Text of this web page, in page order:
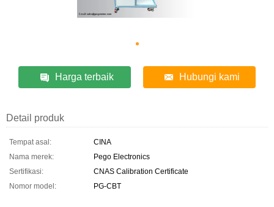
Harga terbaik Hubungi kami
Detail produk
Tempat asal:
CINA
Nama merek:
Pego Electronics
Sertifikasi:
CNAS Calibration Certificate
Nomor model:
PG-CBT